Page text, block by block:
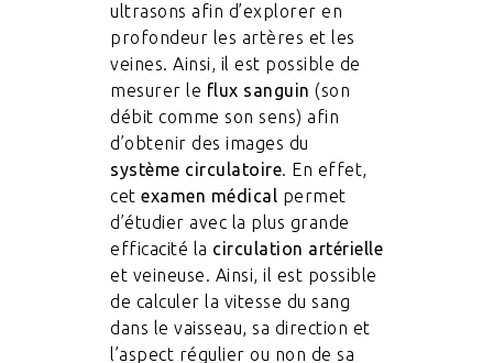
ultrasons afin d’explorer en
profondeur les artères et les
veines. Ainsi, il est possible de
mesurer le flux sanguin (son
débit comme son sens) afin
d’obtenir des images du
système circulatoire. En effet,
cet examen médical permet
d’étudier avec la plus grande
efficacité la circulation artérielle
et veineuse. Ainsi, il est possible
de calculer la vitesse du sang
dans le vaisseau, sa direction et
l’aspect régulier ou non de sa